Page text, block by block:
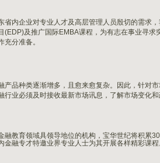
省内企业对专业人才及高层管理人员殷切的需求
(EDP)及推广国际EMBA课程，为有志在事业寻求
分准备。
产品种类逐渐增多，且愈来愈复杂。因此，针对
行业必须及时接收最新市场讯息，了解市场变化和
融教育领域具领导地位的机构，宝华世纪将积累
融专才特邀业界专业人士为其开展各样精彩课程